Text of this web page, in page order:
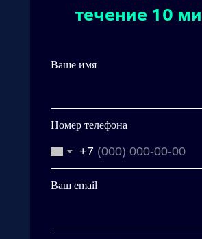
течение 10
Ваше имя
Номер телефона
+7
Ваш email